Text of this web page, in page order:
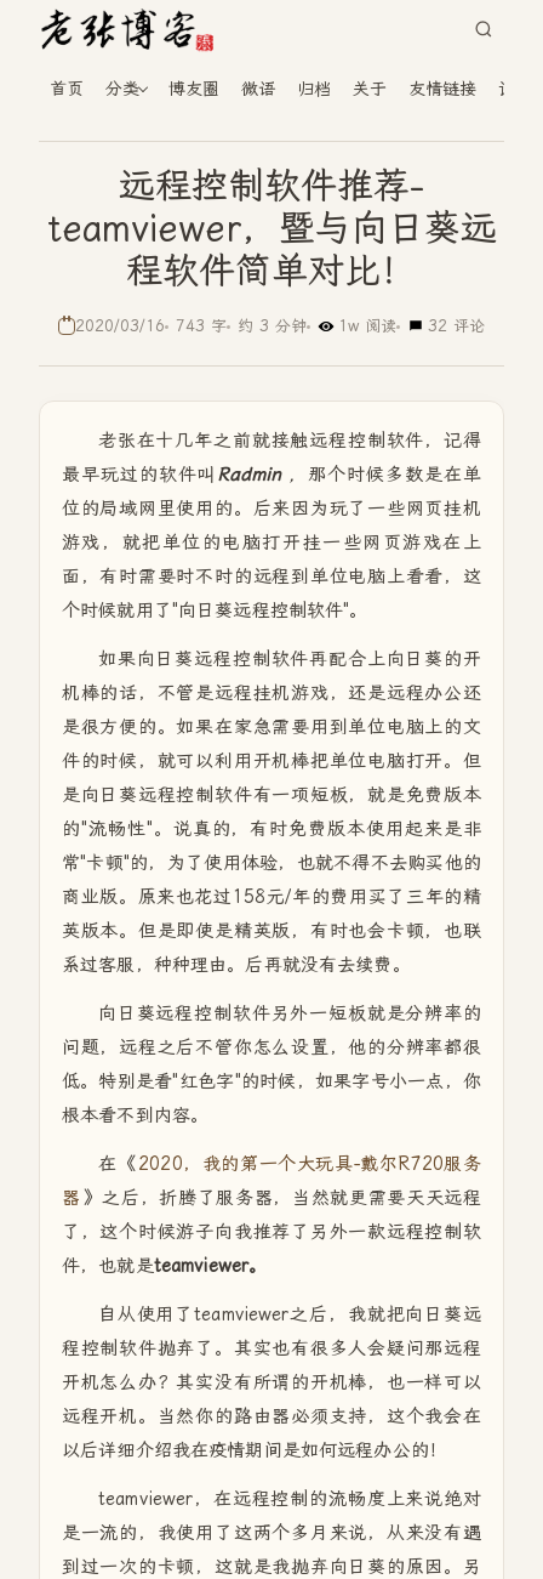
首页 分类 博友圈 微语 归档 关于 友情链接 读者
远程控制软件推荐-
teamviewer，暨与向日葵远
程软件简单对比！
2020/03/16 743 字 约 3 分钟 1w 阅读 32 评论
老张在十几年之前就接触远程控制软件，记得
最早玩过的软件叫 Radmin， 那个时候多数是在单
位的局域网里使用的。后来因为玩了一些网页挂机
游戏，就把单位的电脑打开挂一些网页游戏在上
面，有时需要时不时的远程到单位电脑上看看，这
个时候就用了"向日葵远程控制软件"。
如果向日葵远程控制软件再配合上向日葵的开
机棒的话，不管是远程挂机游戏，还是远程办公还
是很方便的。如果在家急需要用到单位电脑上的文
件的时候，就可以利用开机棒把单位电脑打开。但
是向日葵远程控制软件有一项短板，就是免费版本
的"流畅性"。说真的，有时免费版本使用起来是非
常"卡顿"的，为了使用体验，也就不得不去购买他的
商业版。原来也花过158元/年的费用买了三年的精
英版本。但是即使是精英版，有时也会卡顿，也联
系过客服，种种理由。后再就没有去续费。
向日葵远程控制软件另外一短板就是分辨率的
问题，远程之后不管你怎么设置，他的分辨率都很
低。特别是看"红色字"的时候，如果字号小一点，你
根本看不到内容。
在《2020，我的第一个大玩具-戴尔R720服务
器 》之后，折腾了服务器，当然就更需要天天远程
了，这个时候游子向我推荐了另外一款远程控制软
件，也就是teamviewer。
自从使用了teamviewer之后，我就把向日葵远
程控制软件抛弃了。其实也有很多人会疑问那远程
开机怎么办？其实没有所谓的开机棒，也一样可以
远程开机。当然你的路由器必须支持，这个我会在
以后详细介绍我在疫情期间是如何远程办公的！
teamviewer，在远程控制的流畅度上来说绝对
是一流的，我使用了这两个多月来说，从来没有遇
到过一次的卡顿，这就是我抛弃向日葵的原因。另